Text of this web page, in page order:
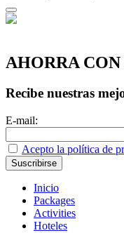
AHORRA CON
Recibe nuestras
E-mail:
Acepto la política de
Inicio
Packages
Activities
Hoteles